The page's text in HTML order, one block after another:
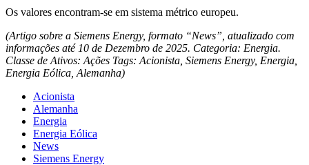
Os valores encontram-se em sistema métrico europeu.
(Artigo sobre a Siemens Energy, formato “News”, atualizado com
informações até 10 de Dezembro de 2025. Categoria: Energia.
Classe de Ativos: Ações Tags: Acionista, Siemens Energy, Energia,
Energia Eólica, Alemanha)
Acionista
Alemanha
Energia
Energia Eólica
News
Siemens Energy